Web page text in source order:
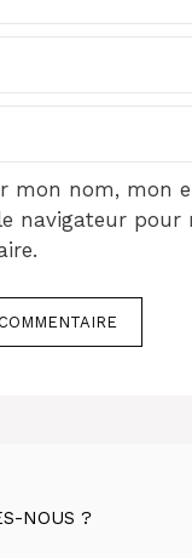
mon nom, mon
navigateur pour
NOUS ?